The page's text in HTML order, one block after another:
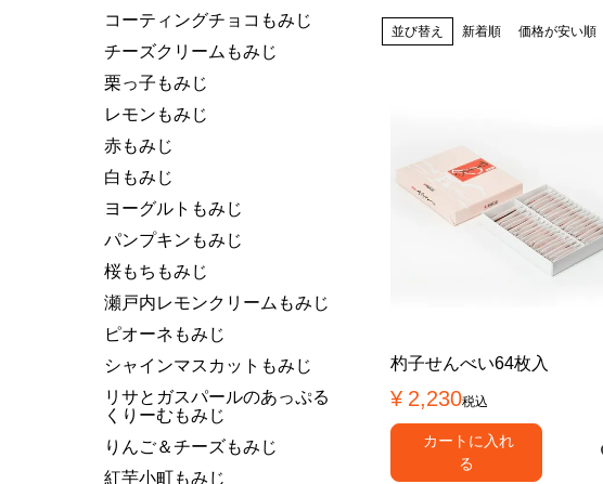
コーティングチョコもみじ
チーズクリームもみじ
栗っ子もみじ
レモンもみじ
赤もみじ
白もみじ
ヨーグルトもみじ
パンプキンもみじ
桜もちもみじ
瀬戸内レモンクリームもみじ
ピオーネもみじ
シャインマスカットもみじ
リサとガスパールのあっぷる
くりーむもみじ
りんご＆チーズもみじ
紅芋小町もみじ
並び替え 新着順 価格が安い順
杓子せんべい64枚入
¥ 2,230税込
カートに入れ
る